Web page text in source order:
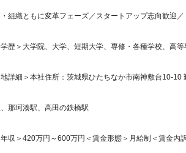
・組織ともに変革フェーズ／スタートアップ志向歓迎
学歴＞大学院、大学、短期大学、専修・各種学校、高
地詳細＞本社住所：茨城県ひたちなか市南神敷台10-
那珂湊駅、高田の鉄橋駅
年収＞420万円～600万円＜賃金形態＞月給制＜賃金